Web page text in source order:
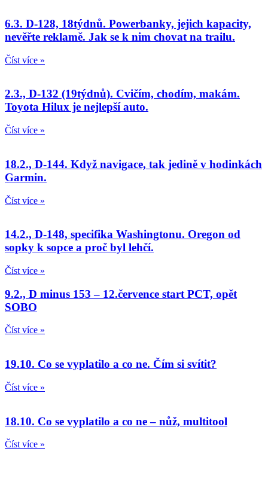
6.3. D-128, 18týdnů. Powerbanky, jejich kapacity,
nevěřte reklamě. Jak se k nim chovat na trailu.
Číst více »
2.3., D-132 (19týdnů). Cvičím, chodím, makám.
Toyota Hilux je nejlepší auto.
Číst více »
18.2., D-144. Když navigace, tak jedině v hodinkách
Garmin.
Číst více »
14.2., D-148, specifika Washingtonu. Oregon od
sopky k sopce a proč byl lehčí.
Číst více »
9.2., D minus 153 – 12.července start PCT, opět
SOBO
Číst více »
19.10. Co se vyplatilo a co ne. Čím si svítit?
Číst více »
18.10. Co se vyplatilo a co ne – nůž, multitool
Číst více »